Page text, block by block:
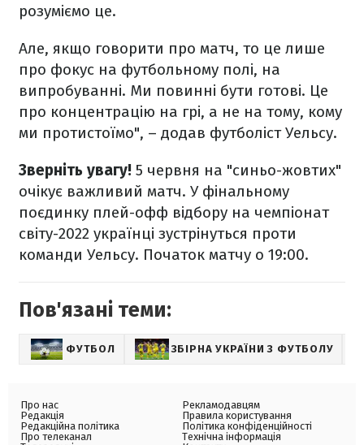
розуміємо це.
Але, якщо говорити про матч, то це лише
про фокус на футбольному полі, на
випробуванні. Ми повинні бути готові. Це
про концентрацію на грі, а не на тому, кому
ми протистоїмо", – додав футболіст Уельсу.
Зверніть увагу! 5 червня на "синьо-жовтих"
очікує важливий матч. У фінальному
поєдинку плей-офф відбору на чемпіонат
світу-2022 українці зустрінуться проти
команди Уельсу. Початок матчу о 19:00.
Пов'язані теми:
ФУТБОЛ ЗБІРНА УКРАЇНИ З ФУТБОЛУ
Про нас
Редакція
Редакційна політика
Про телеканал
Рекламодавцям
Правила користування
Політика конфіденційності
Технічна інформація